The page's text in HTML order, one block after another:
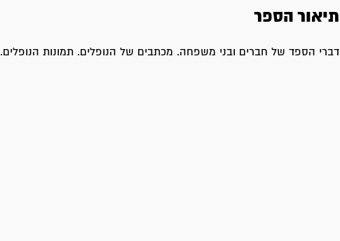
תיאור הספר
דברי הספד של חברים ובני משפחה. מכתבים של הנופלים. תמונות הנופלים.